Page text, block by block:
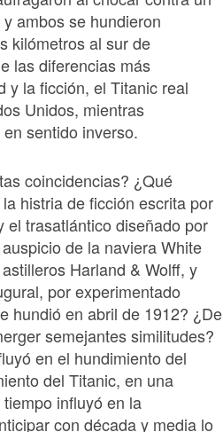
ambos se hundieron
kilómetros al sur de
las diferencias más
y la ficción, el Titanic real
Unidos, mientras
sentido inverso.
coincidencias? ¿Qué
histria de ficción escrita por
el trasatlántico diseñado por
de la naviera White
Harland & Wolff, y
por experimentado
hundió en abril de 1912? ¿De
semejantes similitudes?
en el hundimiento del
del Titanic, en una
influyó en la
con década y media lo